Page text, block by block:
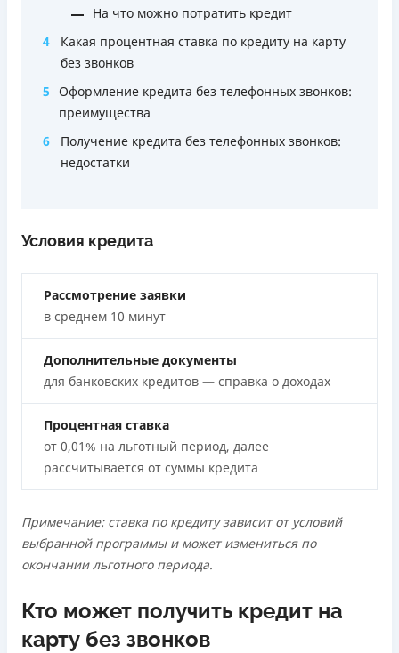
Через терминалы Приватбанка
Лицензия НБУ
Лицензия переоформлена 27.03.2024 г.
Вся информация о кредите
ПОЛУЧИТЬ ЗАЙМ
Акция: ставка 0,01% на первый платеж при
использовании промокода;
Быстрый онлайн кредит на банковскую карту без
залога и поручителей;
Процесс полностью автоматизирован и занимает до 5
минут;
Нет программы лояльности для постоянных клиентов
Нет кредита для юрлиц (ФОП)
Нет круглосуточной поддержки
Telegram, Facebook
Погашение
Онлайн (через сайт или интернет-банкинг)
Через терминалы Приватбанка
Вся информация о кредите
На что можно потратить кредит
4
Какая процентная ставка по кредиту на карту
без звонков
5 Оформление кредита без телефонных звонков:
преимущества
6
Получение кредита без телефонных звонков:
недостатки
Условия кредита
Рассмотрение заявки
в среднем 10 минут
Дополнительные документы
для банковских кредитов — справка о доходах
Процентная ставка
от 0,01% на льготный период, далее
рассчитывается от суммы кредита
Примечание: ставка по кредиту зависит от условий
выбранной программы и может измениться по
окончании льготного периода.
Кто может получить кредит на
карту без звонков